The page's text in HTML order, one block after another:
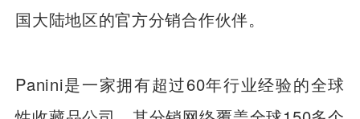
国大陆地区的官方分销合作伙伴。
Panini是一家拥有超过60年行业经验的全球